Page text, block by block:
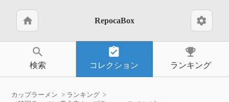
home RepocaBox settings
search
検索
assignment_turned_in
コレクション
emoji_events
ランキング
カップラーメン
ランキング